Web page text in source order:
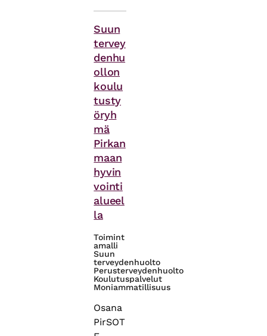
Suun
tervey
denhu
ollon
koulu
tusty
öryh
mä
Pirkan
maan
hyvin
vointi
alueel
la
Toimint
amalli
Suun
terveydenhuolto
Perusterveydenhuolto
Koulutuspalvelut
Moniammatillisuus
Osana
PirSOT